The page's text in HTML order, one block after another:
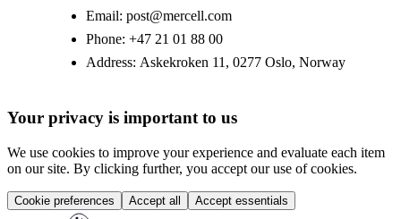
Email: post@mercell.com
Phone: +47 21 01 88 00
Address: Askekroken 11, 0277 Oslo, Norway
Your privacy is important to us
We use cookies to improve your experience and evaluate each item
on our site. By clicking further, you accept our use of cookies.
Cookie preferences Accept all Accept essentials